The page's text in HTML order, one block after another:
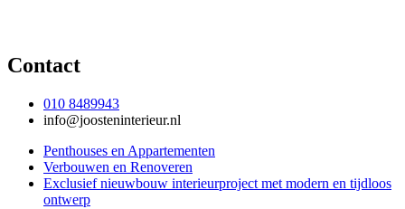
Contact
010 8489943
info@joosteninterieur.nl
Penthouses en Appartementen
Verbouwen en Renoveren
Exclusief nieuwbouw interieurproject met modern en tijdloos
ontwerp